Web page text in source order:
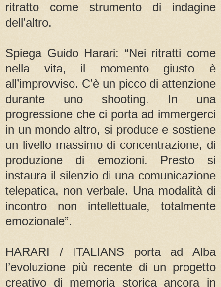
ritratto come strumento di indagine
dell’altro.
Spiega Guido Harari: “Nei ritratti come
nella vita, il momento giusto è
all’improvviso. C’è un picco di attenzione
durante uno shooting. In una
progressione che ci porta ad immergerci
in un mondo altro, si produce e sostiene
un livello massimo di concentrazione, di
produzione di emozioni. Presto si
instaura il silenzio di una comunicazione
telepatica, non verbale. Una modalità di
incontro non intellettuale, totalmente
emozionale”.
HARARI / ITALIANS porta ad Alba
l’evoluzione più recente di un progetto
creativo di memoria storica ancora in